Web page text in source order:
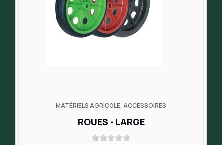
MATÉRIELS AGRICOLE, ACCESSOIRES
ROUES - LARGE